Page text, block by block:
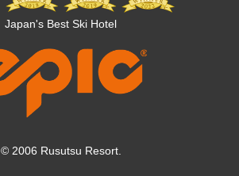
Japan's Best Ski Hotel
© 2006 Rusutsu Resort.